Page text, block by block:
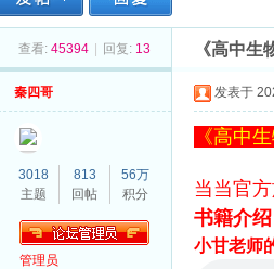
» › ›
查看: 45394 回复: 13 《高中
秦四哥
3018
主题
813
回帖
56万
积分
管理员
发表于
《高中
当当官
书籍介
小甘老师